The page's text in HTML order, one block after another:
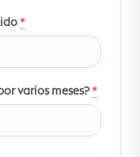
*
varios meses?*